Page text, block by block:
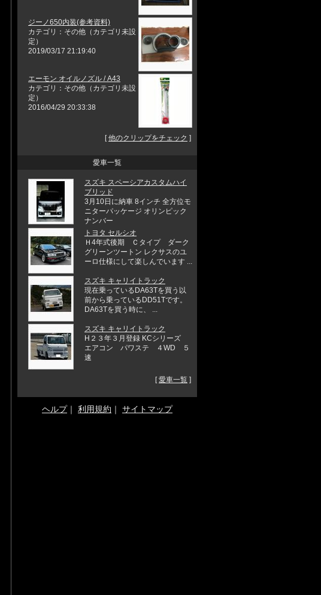
ジーノ650内装(参考資料)
カテゴリ：その他（カテゴリ未設
定）
2019/03/17 21:19:40
エーモン オイルノズル / A43
カテゴリ：その他（カテゴリ未設
定）
2016/04/29 20:33:38
[他のクリップをチェック ]
愛車一覧
スズキ スペーシアカスタムハイ
ブリッド
3月10日に納車 8インチ 全方位モ
ニターパッケージ オリンピック
ナンバー
トヨタ セルシオ
Ｈ4年式後期 Ｃタイプ ダーク
グリーンツートン レクサスのユ
ーロ仕様にして楽しんでいます ...
スズキ キャリイトラック
現在乗っているDA63Tを買う以
前から乗っているDD51Tです。
DA63Tを買う時に、 ...
スズキ キャリイトラック
H２３年３月登録 KCシリーズ
エアコン パワステ ４WD ５
速
[愛車一覧 ]
ヘルプ｜ 利用規約 ｜ サイトマップ